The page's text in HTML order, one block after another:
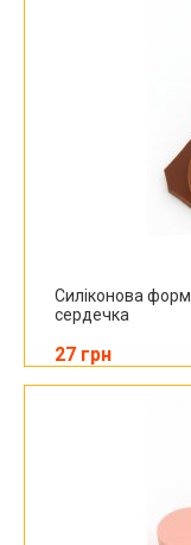
Силіконова
сердечка
27 грн